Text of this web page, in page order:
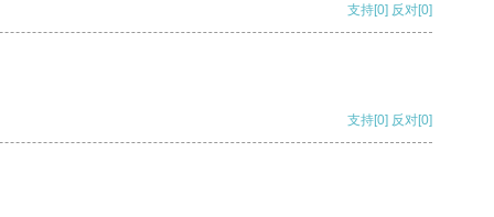
支持[0] 反对[0]
支持[0] 反对[0]